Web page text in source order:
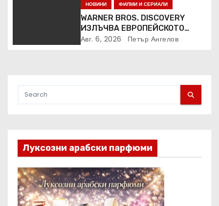
НОВИНИ ФИЛМИ И СЕРИАЛИ
WARNER BROS. DISCOVERY
ИЗЛЪЧВА ЕВРОПЕЙСКОТО
ПЪРВЕНСТВО ПО ЛЕКА
Авг. 6, 2026 Петър Ангелов
Луксозни арабски парфюми